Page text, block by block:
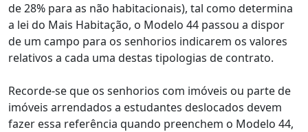
de 28% para as não habitacionais), tal como determina
a lei do Mais Habitação, o Modelo 44 passou a dispor
de um campo para os senhorios indicarem os valores
relativos a cada uma destas tipologias de contrato.
Recorde-se que os senhorios com imóveis ou parte de
imóveis arrendados a estudantes deslocados devem
fazer essa referência quando preenchem o Modelo 44,